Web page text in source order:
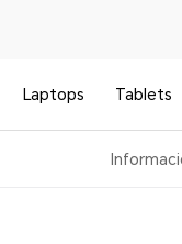
Laptops Tablets